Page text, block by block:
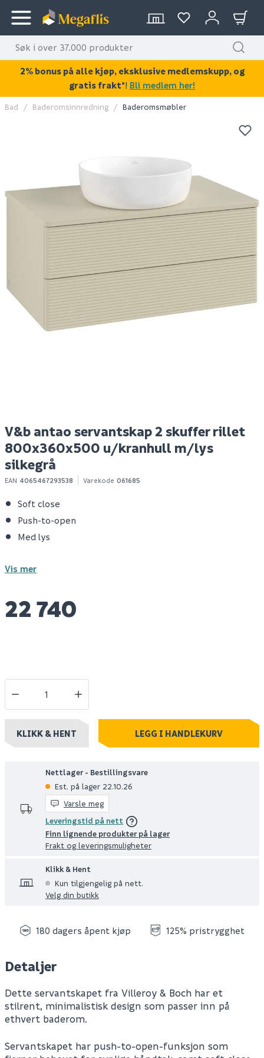
KAN DISSE VÆRE AV INTERESSE?
Kastekrok elforsinket
100 mm 2 stk
V&b antao servantskap
2 skuffer rillet
800x360x500
m/kranhull m/lys blå
Bad Baderomsinnredning Baderomsmøbler
V&b antao servantskap 2 skuffer rillet
800x360x500 u/kranhull m/lys
silkegrå
EAN 4065467293538 Varekode 061685
Soft close
Push-to-open
Med lys
Vis mer
22 740
KLIKK & HENT LEGG I HANDLEKURV
Nettlager - Bestillingsvare
Est. på lager 22.10.26
Varsle meg
Leveringstid på nett
Finn lignende produkter på lager
Frakt og leveringsmuligheter
Klikk & Hent
Kun tilgjengelig på nett.
Velg din butikk
180 dagers åpent kjøp 125% pristrygghet
Detaljer
Dette servantskapet fra Villeroy & Boch har et
stilrent, minimalistisk design som passer inn på
ethvert baderom.
Servantskapet har push-to-open-funksjon som
2% bonus på alle kjøp, eksklusive medlemskupp, og
gratis frakt*! Bli medlem her!